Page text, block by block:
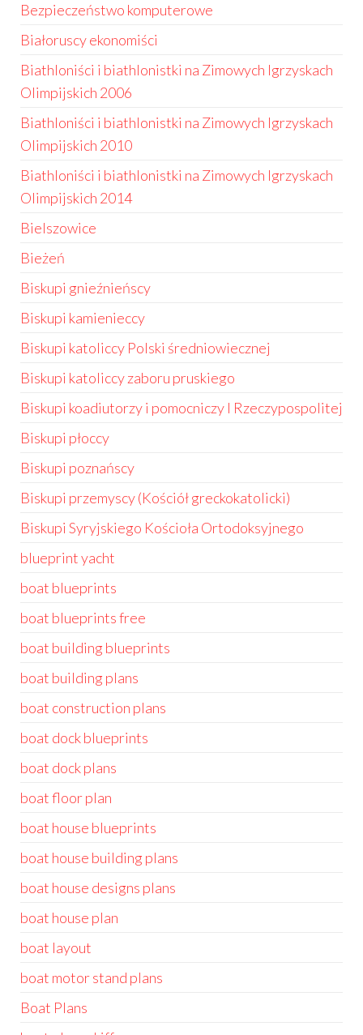
Bezpieczeństwo komputerowe
Białoruscy ekonomiści
Biathloniści i biathlonistki na Zimowych Igrzyskach
Olimpijskich 2006
Biathloniści i biathlonistki na Zimowych Igrzyskach
Olimpijskich 2010
Biathloniści i biathlonistki na Zimowych Igrzyskach
Olimpijskich 2014
Bielszowice
Bieżeń
Biskupi gnieźnieńscy
Biskupi kamienieccy
Biskupi katoliccy Polski średniowiecznej
Biskupi katoliccy zaboru pruskiego
Biskupi koadiutorzy i pomocniczy I Rzeczypospolitej
Biskupi płoccy
Biskupi poznańscy
Biskupi przemyscy (Kościół greckokatolicki)
Biskupi Syryjskiego Kościoła Ortodoksyjnego
blueprint yacht
boat blueprints
boat blueprints free
boat building blueprints
boat building plans
boat construction plans
boat dock blueprints
boat dock plans
boat floor plan
boat house blueprints
boat house building plans
boat house designs plans
boat house plan
boat layout
boat motor stand plans
Boat Plans